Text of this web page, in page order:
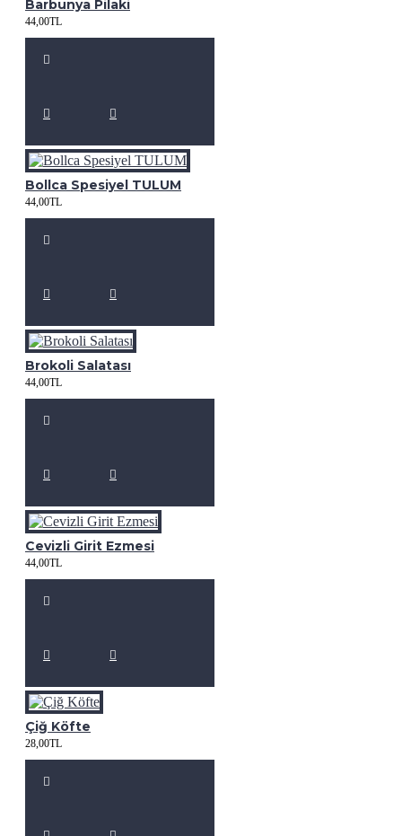
Barbunya Pilaki
44,00TL
Bollca Spesiyel TULUM
44,00TL
Brokoli Salatası
44,00TL
Cevizli Girit Ezmesi
44,00TL
Çiğ Köfte
28,00TL